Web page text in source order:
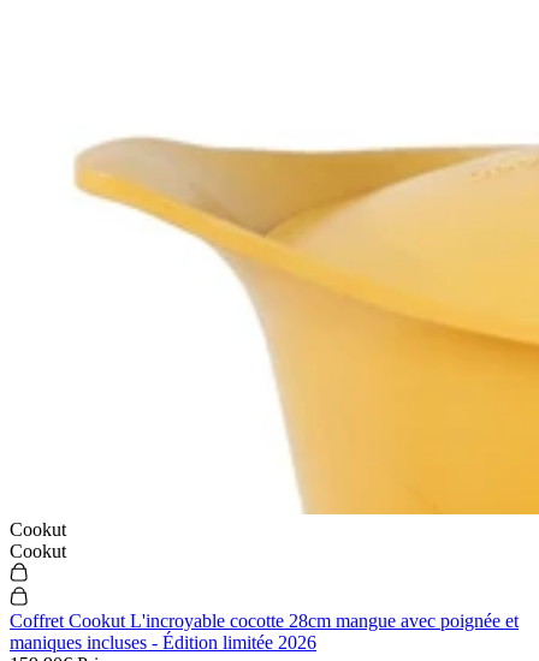
Cookut
Cookut
Coffret Cookut L'incroyable cocotte 28cm mangue avec poignée et
maniques incluses - Édition limitée 2026